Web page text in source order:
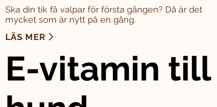
Ska din tik få valpar för första gången? Då är det
mycket som är nytt på en gång.
LÄS MER
E-vitamin till